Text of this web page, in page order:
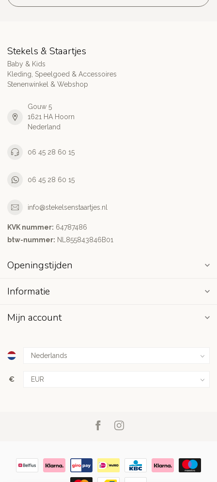
Stekels & Staartjes
Baby & Kids
Kleding, Speelgoed & Accessoires
Stenenwinkel & Webshop
Gouw 5
1621 HA Hoorn
Nederland
06 45 28 60 15
06 45 28 60 15
info@stekelsenstaartjes.nl
KVK nummer: 64787486
btw-nummer: NL855843846B01
Openingstijden
Informatie
Mijn account
€